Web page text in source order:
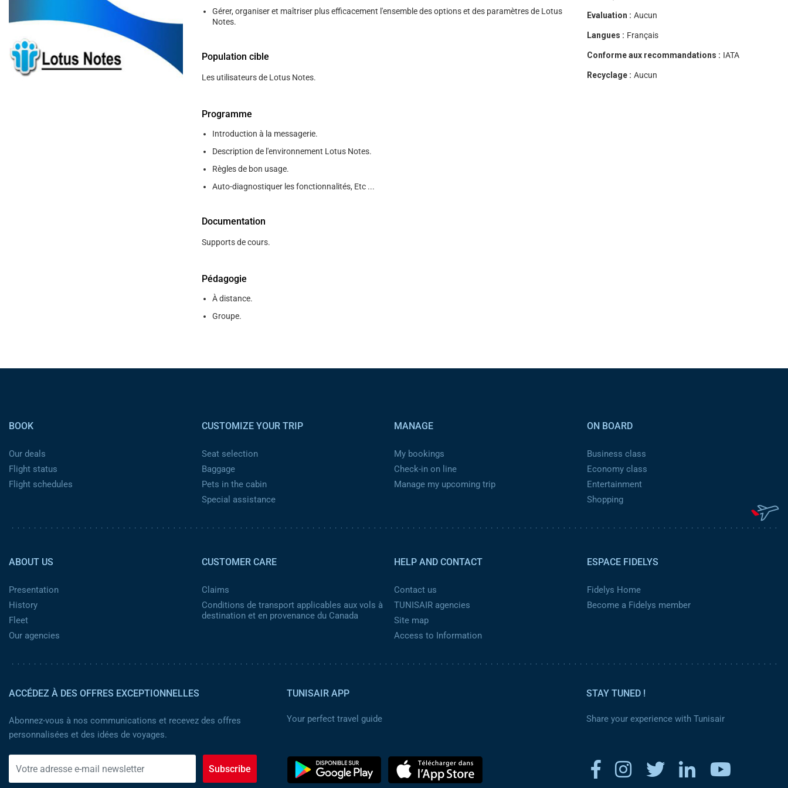
navigate
interact
with
the
content.
Gérer, organiser et maîtriser plus efficacement l'ensemble des options et des paramètres de Lotus
Notes.
Population cible
Les utilisateurs de Lotus Notes.
Programme
Introduction à la messagerie.
Description de l'environnement Lotus Notes.
Règles de bon usage.
Auto-diagnostiquer les fonctionnalités, Etc ...
Documentation
Supports de cours.
Pédagogie
À distance.
Groupe.
Evaluation : Aucun
Langues : Français
Conforme aux recommandations : IATA
Recyclage : Aucun
BOOK
Our deals
Flight status
Flight schedules
CUSTOMIZE YOUR TRIP
Seat selection
Baggage
Pets in the cabin
Special assistance
MANAGE
My bookings
Check-in on line
Manage my upcoming trip
ON BOARD
Business class
Economy class
Entertainment
Shopping
ABOUT US
Presentation
History
Fleet
Our agencies
CUSTOMER CARE
Claims
Conditions de transport applicables aux vols à
destination et en provenance du Canada
HELP AND CONTACT
Contact us
TUNISAIR agencies
Site map
Access to Information
ESPACE FIDELYS
Fidelys Home
Become a Fidelys member
ACCÉDEZ À DES OFFRES EXCEPTIONNELLES
Abonnez-vous à nos communications et recevez des offres
personnalisées et des idées de voyages.
Subscribe
TUNISAIR APP
Your perfect travel guide
STAY TUNED !
Share your experience with Tunisair